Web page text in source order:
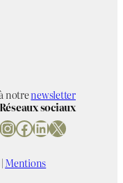
notrenewsletter
Réseaux sociaux
InstagramFacebook LinkedIn X
Mentions